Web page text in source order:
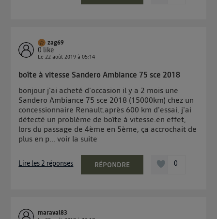
zag69
0like
Le22 août 2019 à05:14
boîte à vitesse Sandero Ambiance 75 sce 2018
bonjour j'ai acheté d'occasion il y a 2 mois une
Sandero Ambiance 75 sce 2018 (15000km) chez un
concessionnaire Renault.après 600 km d'essai, j'ai
détecté un problème de boîte à vitesse.en effet,
lors du passage de 4ème en 5ème, ça accrochait de
plus en p...voir la suite
Lire les 2 réponses RÉPONDRE 0
maraval83